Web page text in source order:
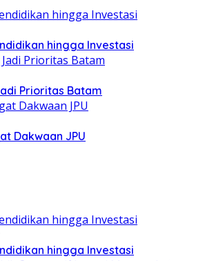
hingga Investasi
Prioritas Batam
Dakwaan JPU
hingga Investasi